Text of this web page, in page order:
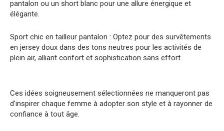
pantalon ou un short blanc pour une allure énergique et
élégante.
Sport chic en tailleur pantalon : Optez pour des survêtements
en jersey doux dans des tons neutres pour les activités de
plein air, alliant confort et sophistication sans effort.
Ces idées soigneusement sélectionnées ne manqueront pas
d’inspirer chaque femme à adopter son style et à rayonner de
confiance à tout âge.